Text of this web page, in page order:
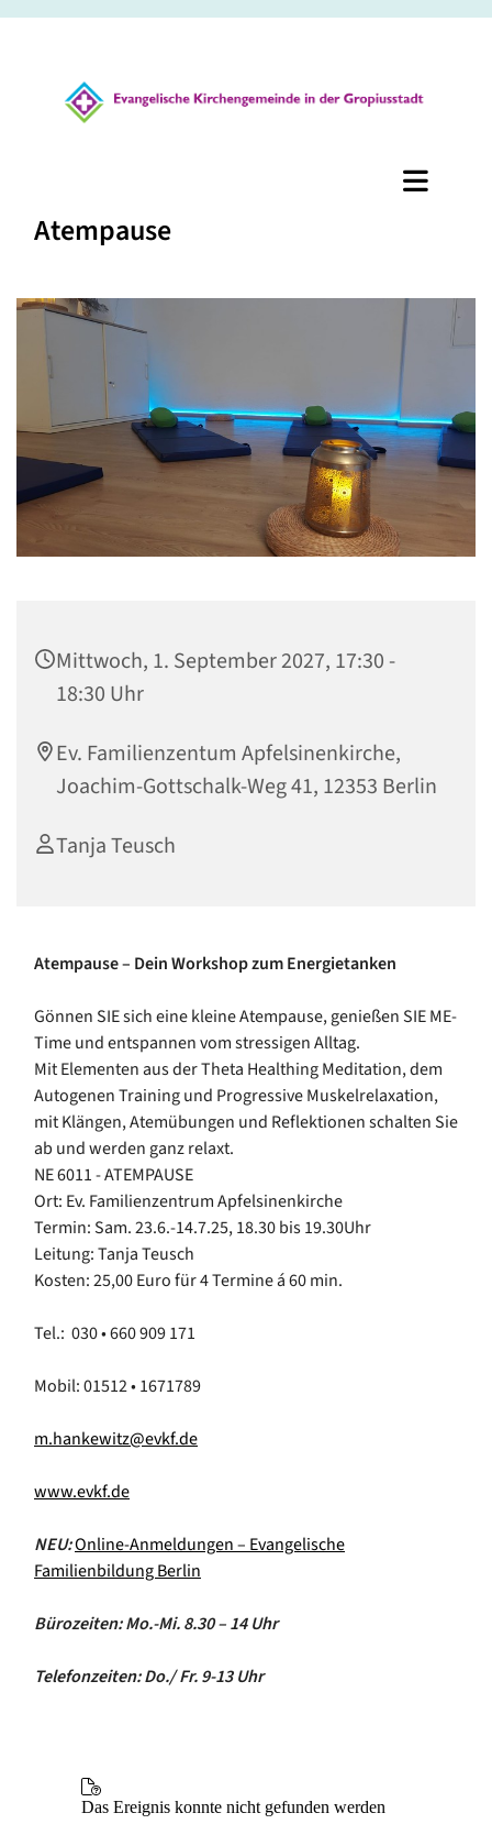
Atempause
Mittwoch, 1. September 2027, 17:30 -
18:30 Uhr
Ev. Familienzentum Apfelsinenkirche,
Joachim-Gottschalk-Weg 41, 12353 Berlin
Tanja Teusch
Atempause – Dein Workshop zum Energietanken
Gönnen SIE sich eine kleine Atempause, genießen SIE ME-
Time und entspannen vom stressigen Alltag.
Mit Elementen aus der Theta Healthing Meditation, dem
Autogenen Training und Progressive Muskelrelaxation,
mit Klängen, Atemübungen und Reflektionen schalten Sie
ab und werden ganz relaxt.
NE 6011 - ATEMPAUSE
Ort: Ev. Familienzentrum Apfelsinenkirche
Termin: Sam. 23.6.-14.7.25, 18.30 bis 19.30Uhr
Leitung: Tanja Teusch
Kosten: 25,00 Euro für 4 Termine á 60 min.
Tel.: 030 • 660 909 171
Mobil: 01512 • 1671789
m.hankewitz@evkf.de
www.evkf.de
NEU:Online-Anmeldungen – Evangelische
Familienbildung Berlin
Bürozeiten: Mo.-Mi. 8.30 – 14 Uhr
Telefonzeiten: Do./ Fr. 9-13 Uhr